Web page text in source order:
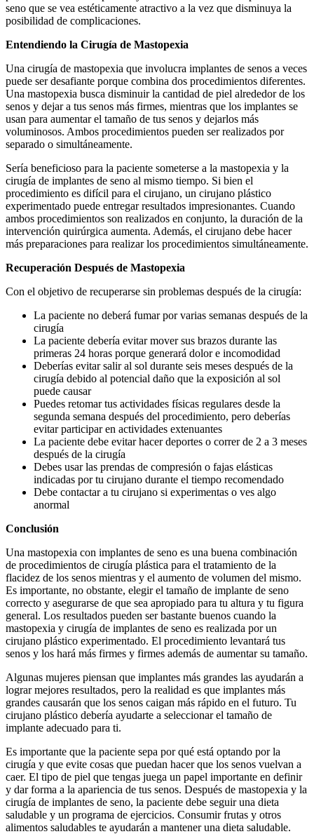
seno que se vea estéticamente atractivo a la vez que disminuya la
posibilidad de complicaciones.
Entendiendo la Cirugía de Mastopexia
Una cirugía de mastopexia que involucra implantes de senos a veces
puede ser desafiante porque combina dos procedimientos diferentes.
Una mastopexia busca disminuir la cantidad de piel alrededor de los
senos y dejar a tus senos más firmes, mientras que los implantes se
usan para aumentar el tamaño de tus senos y dejarlos más
voluminosos. Ambos procedimientos pueden ser realizados por
separado o simultáneamente.
Sería beneficioso para la paciente someterse a la mastopexia y la
cirugía de implantes de seno al mismo tiempo. Si bien el
procedimiento es difícil para el cirujano, un cirujano plástico
experimentado puede entregar resultados impresionantes. Cuando
ambos procedimientos son realizados en conjunto, la duración de la
intervención quirúrgica aumenta. Además, el cirujano debe hacer
más preparaciones para realizar los procedimientos simultáneamente.
Recuperación Después de Mastopexia
Con el objetivo de recuperarse sin problemas después de la cirugía:
La paciente no deberá fumar por varias semanas después de la
cirugía
La paciente debería evitar mover sus brazos durante las
primeras 24 horas porque generará dolor e incomodidad
Deberías evitar salir al sol durante seis meses después de la
cirugía debido al potencial daño que la exposición al sol
puede causar
Puedes retomar tus actividades físicas regulares desde la
segunda semana después del procedimiento, pero deberías
evitar participar en actividades extenuantes
La paciente debe evitar hacer deportes o correr de 2 a 3 meses
después de la cirugía
Debes usar las prendas de compresión o fajas elásticas
indicadas por tu cirujano durante el tiempo recomendado
Debe contactar a tu cirujano si experimentas o ves algo
anormal
Conclusión
Una mastopexia con implantes de seno es una buena combinación
de procedimientos de cirugía plástica para el tratamiento de la
flacidez de los senos mientras y el aumento de volumen del mismo.
Es importante, no obstante, elegir el tamaño de implante de seno
correcto y asegurarse de que sea apropiado para tu altura y tu figura
general. Los resultados pueden ser bastante buenos cuando la
mastopexia y cirugía de implantes de seno es realizada por un
cirujano plástico experimentado. El procedimiento levantará tus
senos y los hará más firmes y firmes además de aumentar su tamaño.
Algunas mujeres piensan que implantes más grandes las ayudarán a
lograr mejores resultados, pero la realidad es que implantes más
grandes causarán que los senos caigan más rápido en el futuro. Tu
cirujano plástico debería ayudarte a seleccionar el tamaño de
implante adecuado para ti.
Es importante que la paciente sepa por qué está optando por la
cirugía y que evite cosas que puedan hacer que los senos vuelvan a
caer. El tipo de piel que tengas juega un papel importante en definir
y dar forma a la apariencia de tus senos. Después de mastopexia y la
cirugía de implantes de seno, la paciente debe seguir una dieta
saludable y un programa de ejercicios. Consumir frutas y otros
alimentos saludables te ayudarán a mantener una dieta saludable.